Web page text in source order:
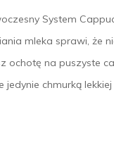
System
mleka sprawi, że
ochotę na puszyste
chmurką lekkiej